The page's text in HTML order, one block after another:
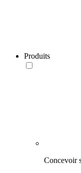
Produits
Concevoir